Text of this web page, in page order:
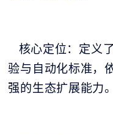
核心定位：定义
验与自动化标准，
强的生态扩展能力。